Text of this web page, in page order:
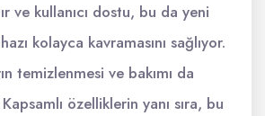
ve kullanıcı dostu, bu da yeni
kolayca kavramasını sağlıyor.
temizlenmesi ve bakımı da
özelliklerin yanı sıra, bu